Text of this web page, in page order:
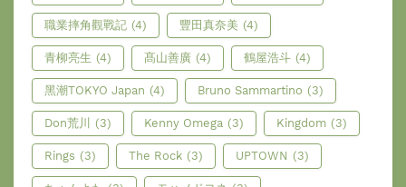
職業摔角觀戰記 (4) 豐田真奈美 (4)
青柳亮生 (4) 髙山善廣 (4) 鶴屋浩斗 (4)
黑潮TOKYO Japan (4) Bruno Sammartino (3)
Don荒川 (3) Kenny Omega (3) Kingdom (3)
Rings (3) The Rock (3) UPTOWN (3)